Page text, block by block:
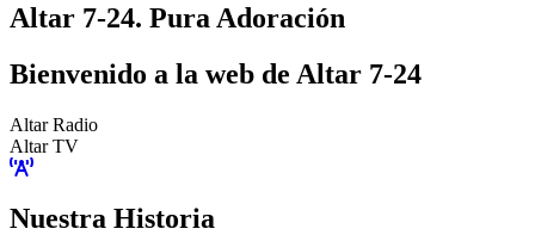
Altar 7-24. Pura Adoración
Bienvenido a la web de Altar 7-24
Altar Radio
Altar TV
Nuestra Historia